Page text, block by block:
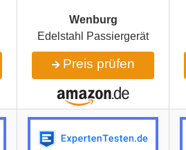
Wenburg
Edelstahl Passiergerät
Preis prüfen